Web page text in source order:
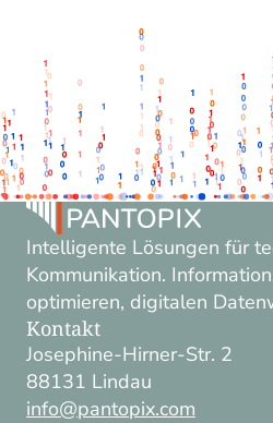
Intelligente Lösungen für
Kommunikation.
optimieren, digitalen
Kontakt
Josephine-Hirner-Str. 2
88131 Lindau
info@pantopix.com